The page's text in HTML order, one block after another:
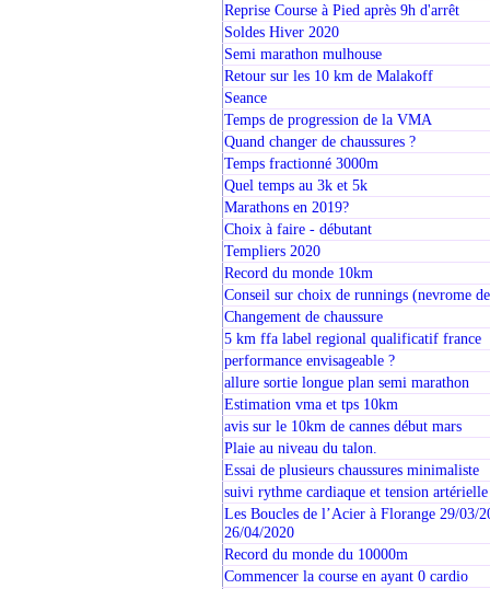
Reprise Course à Pied après 9h d'arrêt
Soldes Hiver 2020
Semi marathon mulhouse
Retour sur les 10 km de Malakoff
Seance
Temps de progression de la VMA
Quand changer de chaussures ?
Temps fractionné 3000m
Quel temps au 3k et 5k
Marathons en 2019?
Choix à faire - débutant
Templiers 2020
Record du monde 10km
Conseil sur choix de runnings (nevrome
Changement de chaussure
5 km ffa label regional qualificatif france
performance envisageable ?
allure sortie longue plan semi marathon
Estimation vma et tps 10km
avis sur le 10km de cannes début mars
Plaie au niveau du talon.
Essai de plusieurs chaussures minimaliste
suivi rythme cardiaque et tension artérielle
Les Boucles de l’Acier à Florange 29/
26/04/2020
Record du monde du 10000m
Commencer la course en ayant 0 cardio